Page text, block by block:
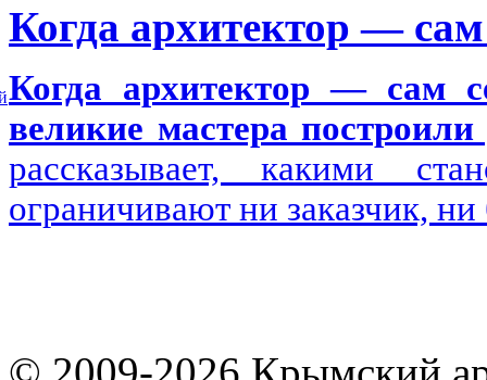
Когда архитектор — сам
Когда архитектор — сам
великие мастера построили
рассказывает, какими
ограничивают ни заказчик,